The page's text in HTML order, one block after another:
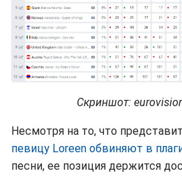
Скриншот:
Несмотря на то, что
певицу Loreen обвиняют в
песни, ее позиция держится